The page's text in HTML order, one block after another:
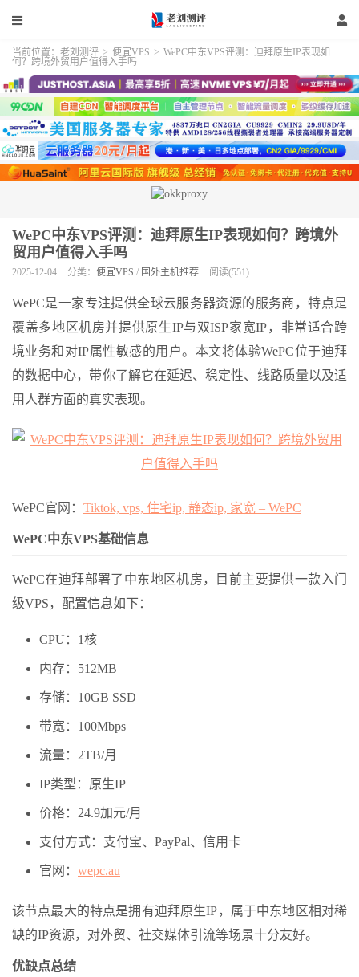
当前位置： 老刘测评 > 便宜VPS > WePC中东VPS评测：迪拜原生IP表现如
何？跨境外贸用户值得入手吗
WePC中东VPS评测：迪拜原生IP表现如何？跨境外
贸用户值得入手吗
2025-12-04 分类： 便宜VPS / 国外主机推荐 阅读(551)
WePC是一家专注提供全球云服务器资源的服务商，特点是
覆盖多地区机房并提供原生IP与双ISP家宽IP，非常适合跨
境业务和对IP属性敏感的用户。本文将体验WePC位于迪拜
的数据中心，带你了解它在延迟、稳定性、线路质量以及适
用人群方面的真实表现。
WePC官网： Tiktok, vps, 住宅ip, 静态ip, 家宽 – WePC
WePC中东VPS基础信息
WePC在迪拜部署了中东地区机房，目前主要提供一款入门
级VPS，配置信息如下：
CPU：1核
内存：512MB
存储：10GB SSD
带宽：100Mbps
流量：2TB/月
IP类型：原生IP
价格：24.9加元/月
支付方式：支付宝、PayPal、信用卡
官网： wepc.au
该节点最大的特点是拥有迪拜原生IP，属于中东地区相对稀
缺的IP资源，对外贸、社交媒体引流等场景十分友好。
优缺点总结